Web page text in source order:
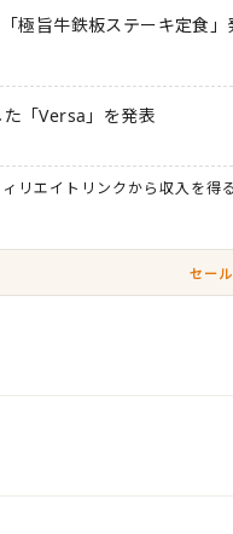
極旨牛鉄板ステーキ定食
「Versa」を発表
ィリエイトリンクから収入を得
セー